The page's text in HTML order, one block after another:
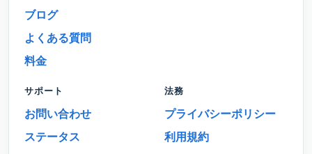
ブログ
よくある質問
料金
サポート
お問い合わせ
ステータス
法務
プライバシーポリシー
利用規約